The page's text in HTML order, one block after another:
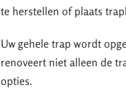
te herstellen of plaats
Uw gehele trap wordt
renoveert niet alleen de
opties.